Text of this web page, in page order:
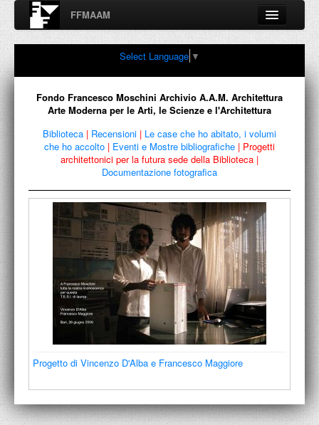
FFMAAM
Fondo Francesco Moschini
A.A.M. Architettura Arte Moderna
Percorsi, nodi, sconfinamenti e contaminazioni tra Arte,
FFMAAM
PUBBLICAZIONI
CONFERENZE
COLLEZIONE
ACCADEMIA NAZIONALE DI SAN LUCA
I.E.D. / ROMA
BIBLIOTECA FRANCESCO MOSCHINI
Select Language ▼
Fondo Francesco Moschini Archivio A.A.M. Architettura
Arte Moderna per le Arti, le Scienze e l'Architettura
Biblioteca | Recensioni | Le case che ho abitato, i volumi
che ho accolto | Eventi e Mostre bibliografiche | Progetti
architettonici per la futura sede della Biblioteca |
Documentazione fotografica
Progetto di Vincenzo D'Alba e Francesco Maggiore